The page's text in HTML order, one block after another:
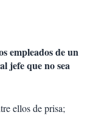
empleados de un
jefe que no sea
ellos de prisa;